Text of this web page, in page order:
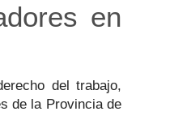
en
del trabajo,
de la Provincia de